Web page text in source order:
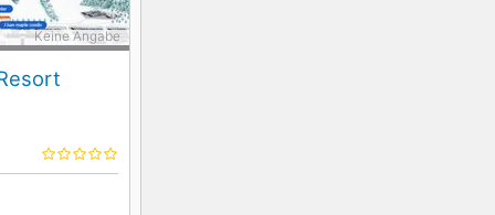
Keine Angabe